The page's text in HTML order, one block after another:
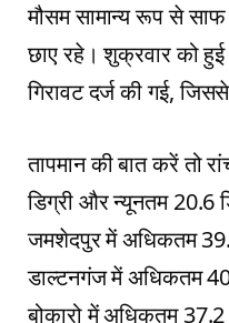
मौसम सामान्य रूप से साफ
छाए रहे। शुक्रवार को
गिरावट दर्ज की गई,
तापमान की बात करें तो
डिग्री और न्यूनतम 20.6
जमशेदपुर में अधिकतम
डाल्टनगंज में अधिकतम
बोकारो में अधिकतम